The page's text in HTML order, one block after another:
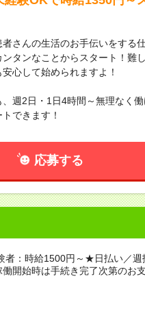
さんの生活のお手伝いをする
タンなことからスタート！難
心して始められますよ！
週2日・1日4時間～無理なく働
できます！
応募する
：時給1500円～★日払い／週
開始時は手続き完了次第のお